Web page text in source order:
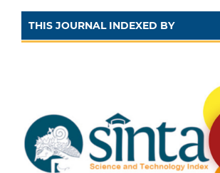
THIS JOURNAL INDEXED BY